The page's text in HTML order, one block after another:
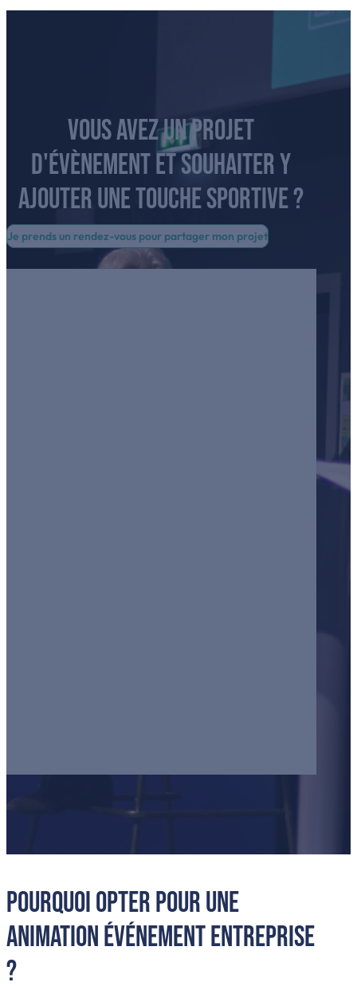
Vous avez un projet
d'évènement et souhaiter y
ajouter une touche sportive ?
Je prends un rendez-vous pour partager mon projet
Pourquoi opter pour une
animation événement entreprise
?